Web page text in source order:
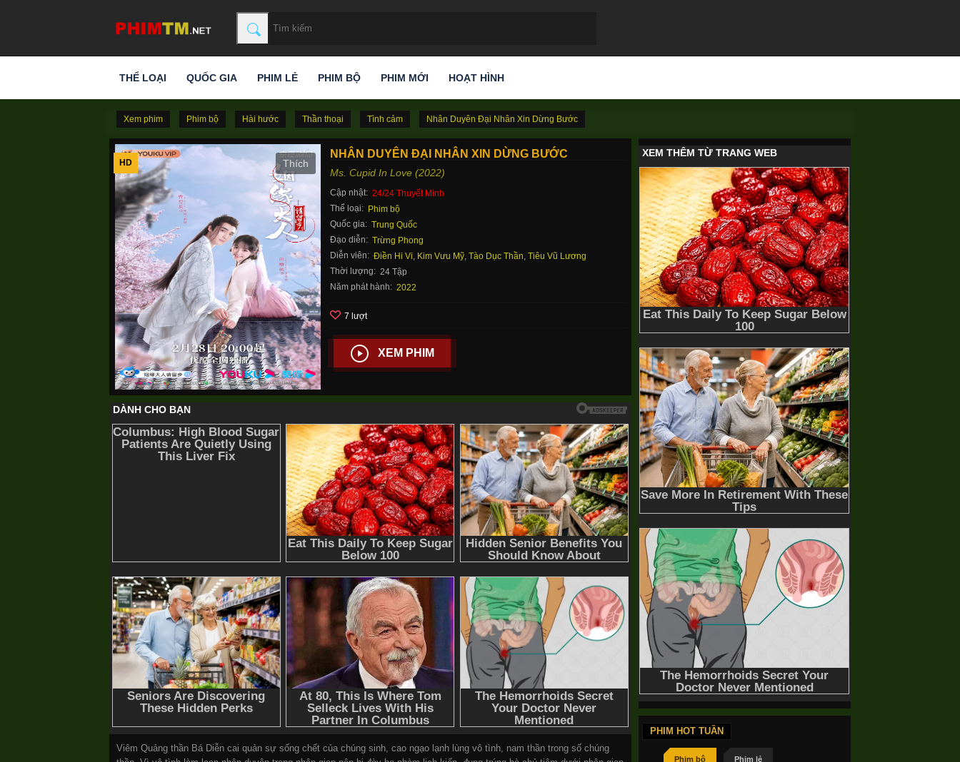
THỂ LOẠI QUỐC GIA PHIM LẺ PHIM BỘ PHIM MỚI HOẠT HÌNH
Xem phim Phim bộ Hài hước Thần thoại Tình cảm Nhân Duyên Đại Nhân Xin Dừng Bước
HD
NHÂN DUYÊN ĐẠI NHÂN XIN DỪNG BƯỚC
Ms. Cupid In Love (2022)
Cập nhật: 24/24 Thuyết Minh
Thể loại: Phim bộ
Quốc gia: Trung Quốc
Đạo diễn: Trừng Phong
Diễn viên: Điền Hi Vi, Kim Vưu Mỹ,Tào Dục Thần,Tiêu Vũ Lương
Thời lượng: 24 Tập
Năm phát hành: 2022
7 lượt
XEM PHIM
Viêm Quảng thần Bá Diễn cai quản sự sống chết của chúng sinh, cao ngạo lạnh lùng vô tình, nam thần trong số chúng
PHIM HOT TUẦN
Phim bộ Phim lẻ